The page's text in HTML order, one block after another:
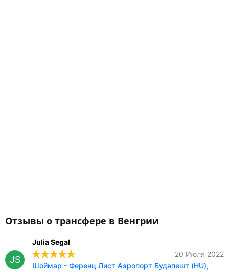
Отзывы о трансфере в Венгрии
JS
Julia Segal
20 Июля 2022
Шоймар - Ференц Лист Аэропорт Будапешт (HU),